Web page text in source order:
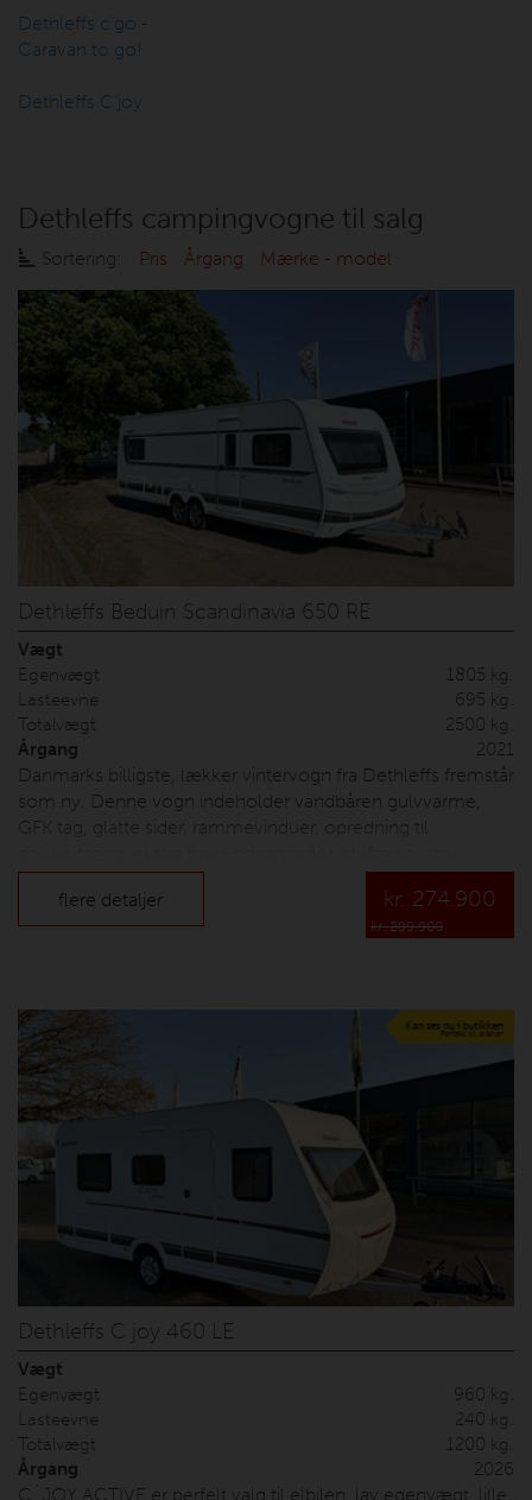
Dethleffs c'go -
Caravan to go!
Dethleffs C'joy
Dethleffs campingvogne til salg
Sortering: Pris Årgang Mærke - model
Dethleffs Beduin Scandinavia 650 RE
Vægt
Egenvægt
1805 kg.
Lasteevne
695 kg.
Totalvægt
2500 kg.
Årgang
2021
Danmarks billigste, lækker vintervogn fra Dethleffs fremstår
som ny. Denne vogn indeholder vandbåren gulvvarme,
GFK tag, glatte sider, rammevinduer, opredning til
service luge, ALDE 3020, Truma INet, XPS isolering,
indbygget spildevandstank under gulvet, fladskærms
holder, Isabella fortelt, TerTek antenne, 230v/tv udtag,
startet i 1964, og vi har mere end 40 års erfaring med salg
af Dethleffs.
flere detaljer kr. 274.900
kr. 299.900
Dethleffs C joy 460 LE
Vægt
Egenvægt
960 kg.
Lasteevne
240 kg.
Totalvægt
1200 kg.
Årgang
2026
C´JOY ACTIVE er perfelt valg til elbilen, lav egenvægt, lille